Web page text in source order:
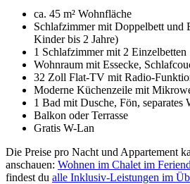
ca. 45 m² Wohnfläche
Schlafzimmer mit Doppelbett und
Kinder bis 2 Jahre)
1 Schlafzimmer mit 2 Einzelbetten
Wohnraum mit Essecke,
32 Zoll Flat-TV mit Radio-
Moderne Küchenzeile mit
1 Bad mit Dusche, Fön, separates
Balkon oder Terrasse
Gratis W-Lan
Die Preise pro Nacht und Appartement
anschauen: Wohnen im Chalet im
findest du alle Inklusiv-Leistungen im